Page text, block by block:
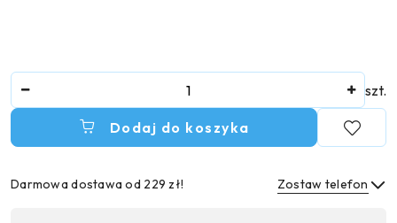
szt.
Dodaj do koszyka
Darmowa dostawa od 229 zł! Zostaw telefon